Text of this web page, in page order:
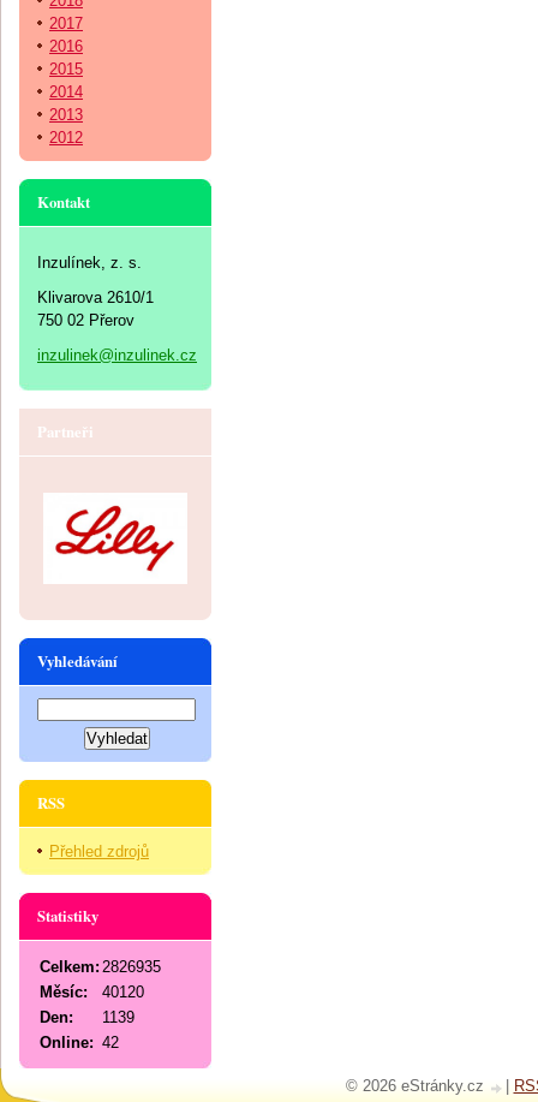
2017
2016
2015
2014
2013
2012
Kontakt
Inzulínek, z. s.
Klivarova 2610/1
750 02 Přerov
inzulinek@inzulinek.cz
Partneři
Vyhledávání
RSS
Přehled zdrojů
Statistiky
Online: 42
Celkem: 2826935
Měsíc:
40120
Den:
1139
© 2026 eStránky.cz